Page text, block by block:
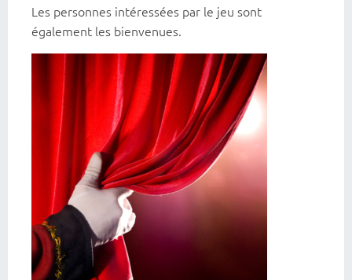
Les personnes intéressées par le jeu sont
également les bienvenues.